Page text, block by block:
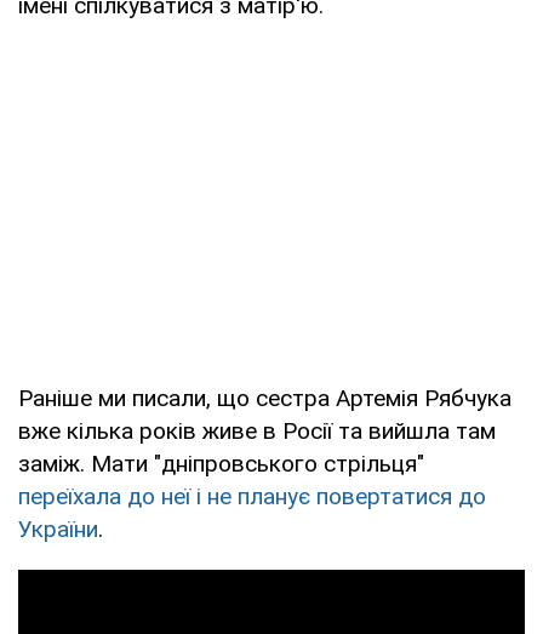
Раніше ми писали, що сестра Артемія Рябчука
вже кілька років живе в Росії та вийшла там
заміж. Мати "дніпровського стрільця"
переїхала до неї і не планує повертатися до
України.